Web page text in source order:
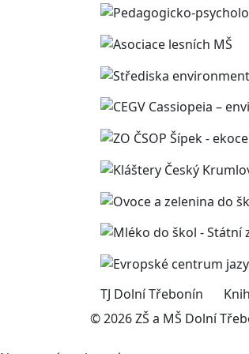
TJ Dolní Třebonín
© 2026 ZŠ a MŠ Dolní